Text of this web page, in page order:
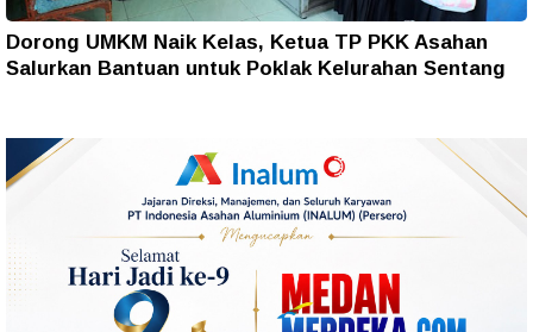
Dorong UMKM Naik Kelas, Ketua TP PKK Asahan
Salurkan Bantuan untuk Poklak Kelurahan Sentang